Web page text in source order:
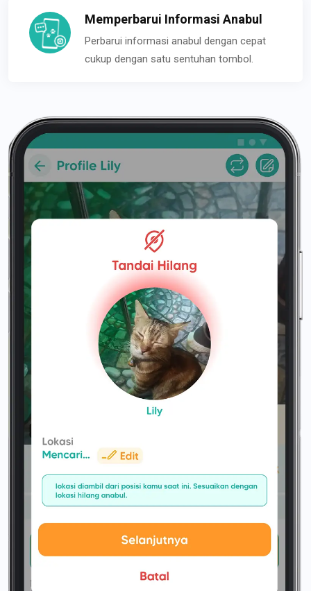
Memperbarui Informasi Anabul
Perbarui informasi anabul dengan cepat
cukup dengan satu sentuhan tombol.